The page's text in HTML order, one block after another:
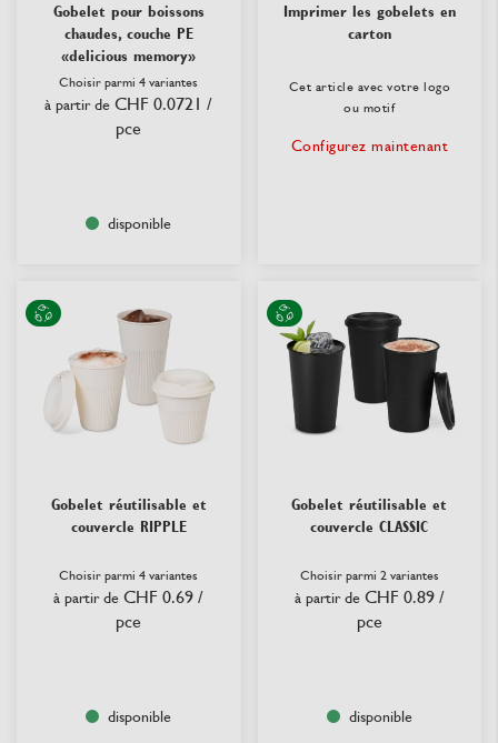
Gobelet pour boissons
chaudes, couche PE
«delicious memory»
Choisir parmi 4 variantes
à partir de CHF 0.0721 /
pce
disponible
Imprimer les gobelets en
carton
Cet article avec votre logo
ou motif
Configurez maintenant
Gobelet réutilisable et
couvercle RIPPLE
Choisir parmi 4 variantes
à partir de CHF 0.69 /
pce
disponible
Gobelet réutilisable et
couvercle CLASSIC
Choisir parmi 2 variantes
à partir de CHF 0.89 /
pce
disponible